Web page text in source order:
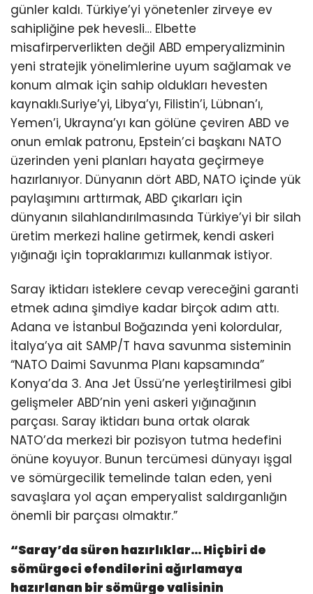
günler kaldı. Türkiye’yi yönetenler zirveye ev
sahipliğine pek hevesli… Elbette
misafirperverlikten değil ABD emperyalizminin
yeni stratejik yönelimlerine uyum sağlamak ve
konum almak için sahip oldukları hevesten
kaynaklı.Suriye’yi, Libya’yı, Filistin’i, Lübnan’ı,
Yemen’i, Ukrayna’yı kan gölüne çeviren ABD ve
onun emlak patronu, Epstein’ci başkanı NATO
üzerinden yeni planları hayata geçirmeye
hazırlanıyor. Dünyanın dört ABD, NATO içinde yük
paylaşımını arttırmak, ABD çıkarları için
dünyanın silahlandırılmasında Türkiye’yi bir silah
üretim merkezi haline getirmek, kendi askeri
yığınağı için topraklarımızı kullanmak istiyor.
Saray iktidarı isteklere cevap vereceğini garanti
etmek adına şimdiye kadar birçok adım attı.
Adana ve İstanbul Boğazında yeni kolordular,
İtalya’ya ait SAMP/T hava savunma sisteminin
“NATO Daimi Savunma Planı kapsamında”
Konya’da 3. Ana Jet Üssü’ne yerleştirilmesi gibi
gelişmeler ABD’nin yeni askeri yığınağının
parçası. Saray iktidarı buna ortak olarak
NATO’da merkezi bir pozisyon tutma hedefini
önüne koyuyor. Bunun tercümesi dünyayı işgal
ve sömürgecilik temelinde talan eden, yeni
savaşlara yol açan emperyalist saldırganlığın
önemli bir parçası olmaktır.”
“Saray’da süren hazırlıklar… Hiçbiri de
sömürgeci efendilerini ağırlamaya
hazırlanan bir sömürge valisinin